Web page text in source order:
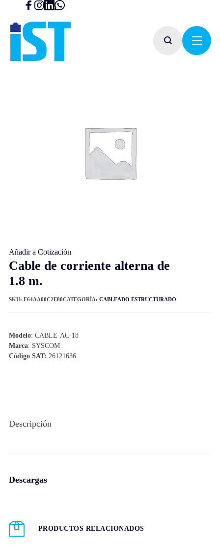
Cable de corriente alterna de
1.8 m.
Modelo: CABLE-AC-18
Marca: SYSCOM
Código SAT: 26121636
Añadir a Cotización
SKU: F64AA00C2E80CATEGORÍA: CABLEADO ESTRUCTURADO
Descripción
Descargas
PRODUCTOS RELACIONADOS